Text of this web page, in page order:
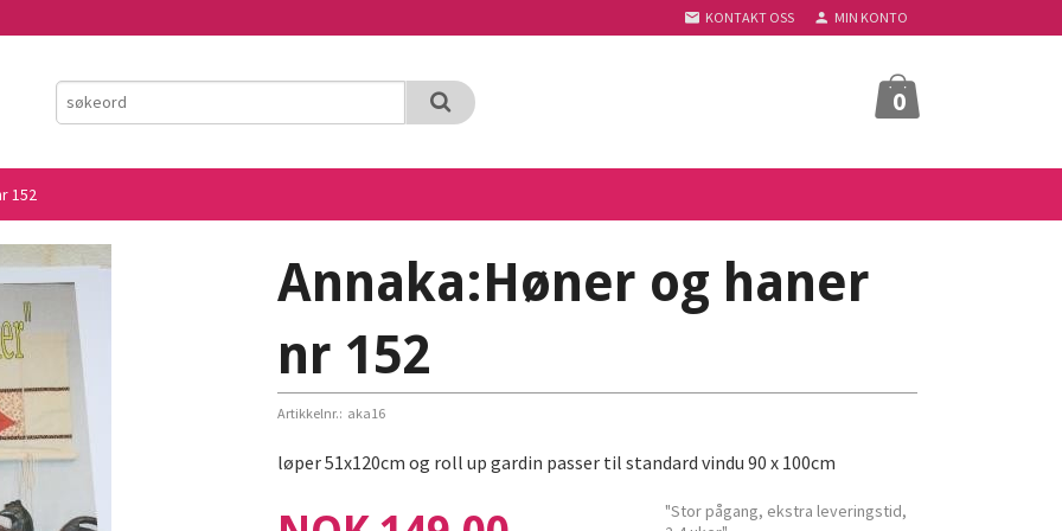
KONTAKT OSS MIN KONTO
0
152
Annaka:Høner og haner
nr 152
Artikkelnr.: aka16
løper 51x120cm og roll up gardin passer til standard vindu 90 x 100cm
"Stor pågang, ekstra leveringstid,